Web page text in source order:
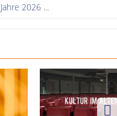
Jahre 2026 ...